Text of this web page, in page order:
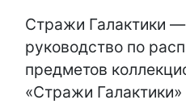
Стражи Галактики —
руководство по
предметов
«Стражи